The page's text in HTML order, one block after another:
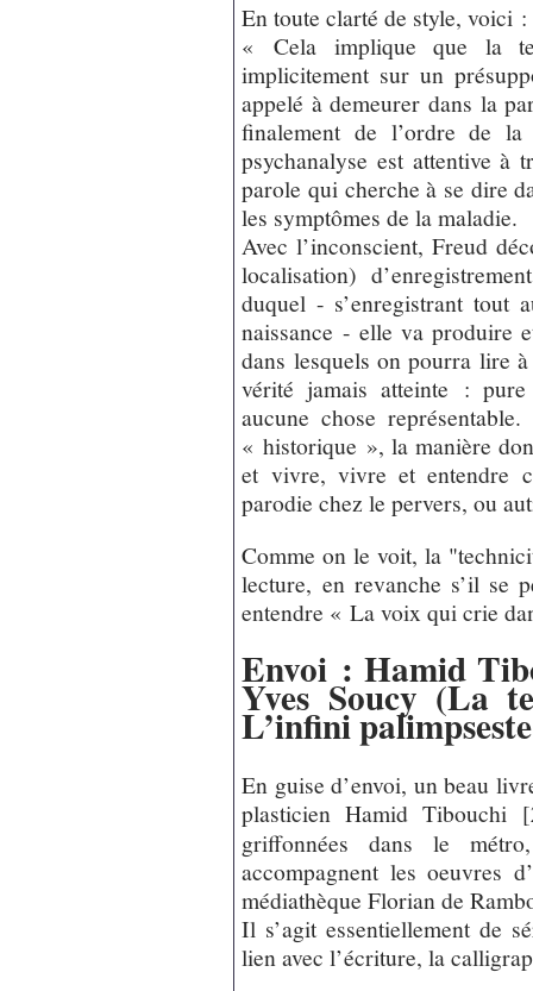
En toute clarté de style, voici :
« Cela implique que la
implicitement sur un
appelé à demeurer dans la
finalement de l’ordre de
psychanalyse est attentive à
parole qui cherche à se dire
les symptômes de la maladie.
Avec l’inconscient, Freud
localisation)
duquel - s’enregistrant tout
naissance - elle va produire
dans lesquels on pourra lire
vérité jamais atteinte :
aucune chose
« historique », la manière
et vivre, vivre et entendre
parodie chez le pervers, ou
Comme on le voit, la
lecture, en revanche s’il se
entendre « La voix qui crie
Envoi : Hamid
Yves Soucy (La
L’infini palimpseste
En guise d’envoi, un beau
plasticien Hamid Tibouchi [
griffonnées dans le
accompagnent les oeuvres
médiathèque Florian de
Il s’agit essentiellement de
lien avec l’écriture, la